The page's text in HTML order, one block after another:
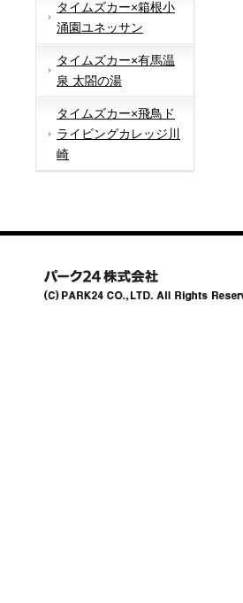
タイムズカー×箱根小
涌園ユネッサン
タイムズカー×有馬温
泉 太閤の湯
タイムズカー×飛鳥ド
ライビングカレッジ川
崎